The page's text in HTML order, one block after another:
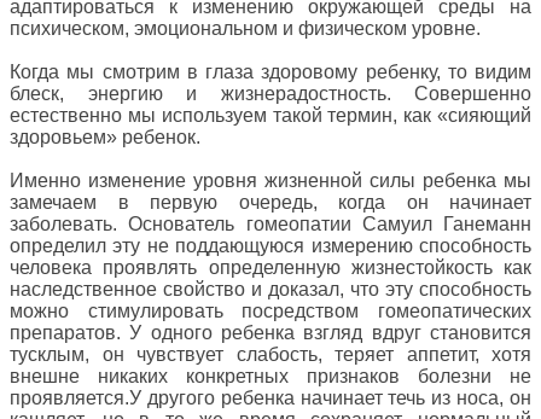
адаптироваться к изменению окружающей среды на
психическом, эмоциональном и физическом уровне.
Когда мы смотрим в глаза здоровому ребенку, то видим
блеск, энергию и жизнерадостность. Совершенно
естественно мы используем такой термин, как «сияющий
здоровьем» ребенок.
Именно изменение уровня жизненной силы ребенка мы
замечаем в первую очередь, когда он начинает
заболевать. Основатель гомеопатии Самуил Ганеманн
определил эту не поддающуюся измерению способность
человека проявлять определенную жизнестойкость как
наследственное свойство и доказал, что эту способность
можно стимулировать посредством гомеопатических
препаратов. У одного ребенка взгляд вдруг становится
тусклым, он чувствует слабость, теряет аппетит, хотя
внешне никаких конкретных признаков болезни не
проявляется.У другого ребенка начинает течь из носа, он